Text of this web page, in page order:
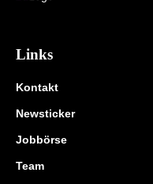
Links
Kontakt
Newsticker
Jobbörse
Team